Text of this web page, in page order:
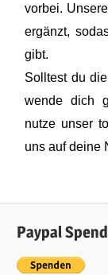
vorbei.
ergänzt,
gibt.
Solltest du
wende dich
nutze unser
uns auf deine
Paypal